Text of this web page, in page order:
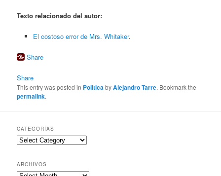
Texto relacionado del autor:
El costoso error de Mrs. Whitaker.
Share
Share
This entry was posted in PolíticabyAlejandro Tarre. Bookmark the
permalink.
CATEGORÍAS
Categorías
ARCHIVOS